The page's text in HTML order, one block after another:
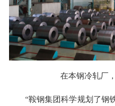
在本钢冷轧厂
“鞍钢集团科学规划了钢